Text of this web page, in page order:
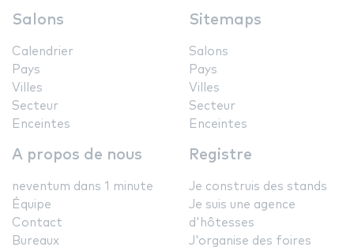
Salons
Calendrier
Pays
Villes
Secteur
Enceintes
Sitemaps
Salons
Pays
Villes
Secteur
Enceintes
A propos de nous
neventum dans 1 minute
Équipe
Contact
Bureaux
Registre
Je construis des stands
Je suis une agence
d'hôtesses
J'organise des foires